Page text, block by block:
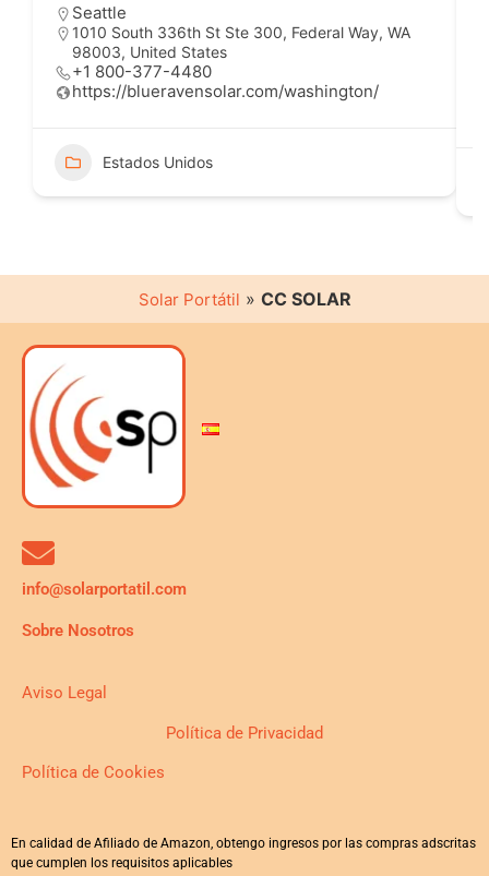
Seattle
1010 South 336th St Ste 300, Federal Way, WA
98003, United States
+1 800-377-4480
https://blueravensolar.com/washington/
Estados Unidos
Solar Portátil » CC SOLAR
info@solarportatil.com
Sobre Nosotros
Aviso Legal
Política de Privacidad
Política de Cookies
En calidad de Afiliado de Amazon, obtengo ingresos por las compras adscritas
que cumplen los requisitos aplicables